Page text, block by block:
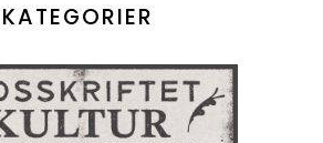
KATEGORIER